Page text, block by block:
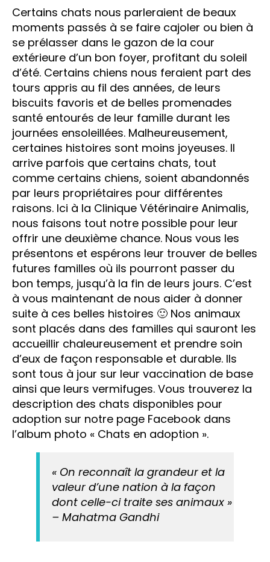
Certains chats nous parleraient de beaux
moments passés à se faire cajoler ou bien à
se prélasser dans le gazon de la cour
extérieure d’un bon foyer, profitant du soleil
d’été. Certains chiens nous feraient part des
tours appris au fil des années, de leurs
biscuits favoris et de belles promenades
santé entourés de leur famille durant les
journées ensoleillées. Malheureusement,
certaines histoires sont moins joyeuses. Il
arrive parfois que certains chats, tout
comme certains chiens, soient abandonnés
par leurs propriétaires pour différentes
raisons. Ici à la Clinique Vétérinaire Animalis,
nous faisons tout notre possible pour leur
offrir une deuxième chance. Nous vous les
présentons et espérons leur trouver de belles
futures familles où ils pourront passer du
bon temps, jusqu’à la fin de leurs jours. C’est
à vous maintenant de nous aider à donner
suite à ces belles histoires 🙂 Nos animaux
sont placés dans des familles qui sauront les
accueillir chaleureusement et prendre soin
d’eux de façon responsable et durable. Ils
sont tous à jour sur leur vaccination de base
ainsi que leurs vermifuges. Vous trouverez la
description des chats disponibles pour
adoption sur notre page Facebook dans
l’album photo « Chats en adoption ».
« On reconnaît la grandeur et la
valeur d’une nation à la façon
dont celle-ci traite ses animaux »
– Mahatma Gandhi